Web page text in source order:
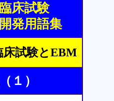
床試験
発用語集
床試験とEBM
１）